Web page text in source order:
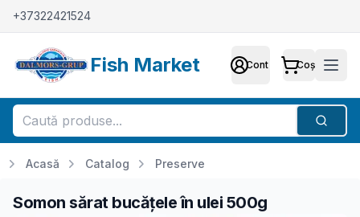
+37322421524
Fish Market Cont
Cont Coș
Acasă Catalog Preserve
Somon sărat bucățele în ulei 500g